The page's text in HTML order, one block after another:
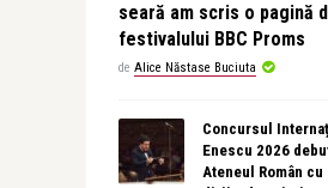
seară am scris o pagină
festivalului BBC Proms
de Alice Năstase Buciuta
Concursul
Enescu 2026
Ateneul Român